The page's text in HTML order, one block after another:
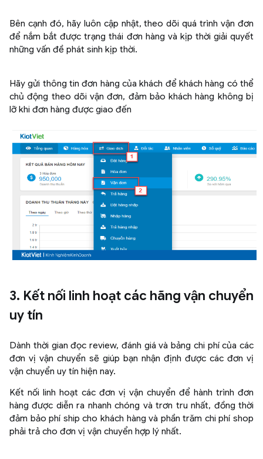
Bên cạnh đó, hãy luôn cập nhật, theo dõi quá trình vận đơn
để nắm bắt được trạng thái đơn hàng và kịp thời giải quyết
những vấn đề phát sinh kịp thời.
Hãy gửi thông tin đơn hàng của khách để khách hàng có thể
chủ động theo dõi vận đơn, đảm bảo khách hàng không bị
lỡ khi đơn hàng được giao đến
3. Kết nối linh hoạt các hãng vận chuyển
uy tín
Dành thời gian đọc review, đánh giá và bảng chi phí của các
đơn vị vận chuyển sẽ giúp bạn nhận định được các đơn vị
vận chuyển uy tín hiện nay.
Kết nối linh hoạt các đơn vị vận chuyển để hành trình đơn
hàng được diễn ra nhanh chóng và trơn tru nhất, đồng thời
đảm bảo phí ship cho khách hàng và phần trăm chi phí shop
phải trả cho đơn vị vận chuyển hợp lý nhất.